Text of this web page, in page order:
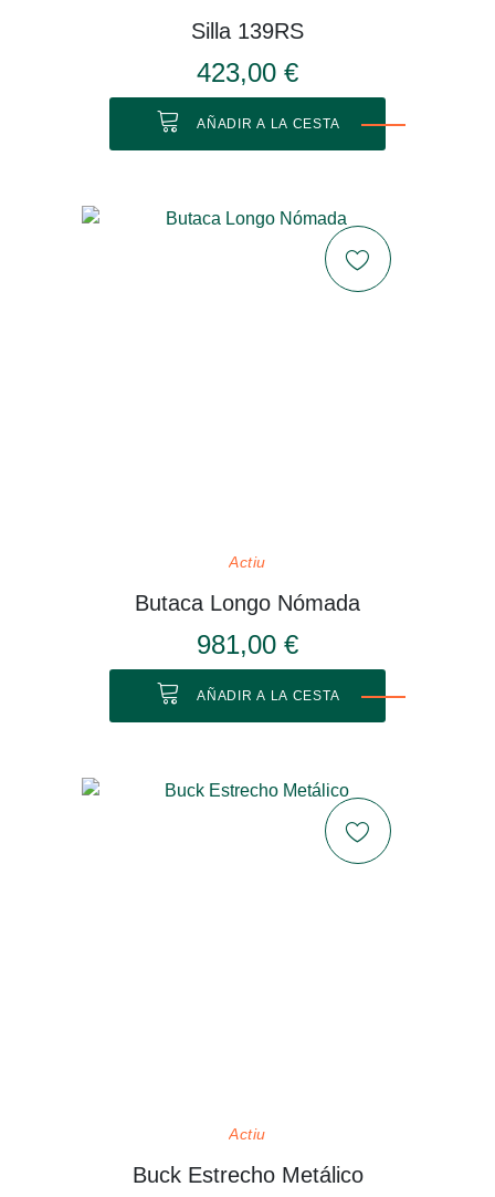
Silla 139RS
423,00 €
AÑADIR A LA CESTA
Actiu
Butaca Longo Nómada
981,00 €
AÑADIR A LA CESTA
Actiu
Buck Estrecho Metálico